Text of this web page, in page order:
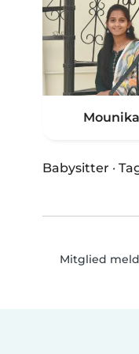
Mounika
Babysitter ·
Mitglied